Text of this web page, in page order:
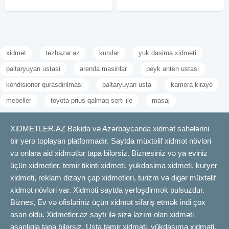
xidmet tezbazar.az kurslar yuk dasima xidmeti
paltaryuyan ustasi arenda masinlar peyk anten ustasi
kondisioner qurasdirilmasi paltaryuyan usta kamera kiraye
mebeller toyota prius qalmaq serti ile masaj
XiDMETLER.AZ Bakida və Azərbaycanda xidmət sahələrini
bir yerə toplayan platformadır. Saytda müxtəlif xidmət növləri
və onlara aid xidmətlər tapa bilərsiz. Biznesiniz və ya eviniz
üçün xidmetler, temir tikinti xidmeti, yukdasima xidmeti, kuryer
xidmeti, reklam dizayn çap xidmetleri, turizm və digər müxtəlif
xidmət növləri var. Xidməti saytda yerləşdirmək pulsuzdur.
Biznes, Ev və ofisləriniz üçün xidmət sifariş etmək indi çox
asan oldu. Xidmetler.az saytı ilə sizə lazım olan xidməti
asanlıqla tapa bilərsiz. Usta təmir xidməti, yükdaşıma xidməti,